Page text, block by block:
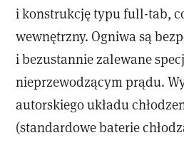
i konstrukcję typu full-tab,
wewnętrzny. Ogniwa są
i bezustannie zalewane
nieprzewodzącym prądu.
autorskiego układu
(standardowe baterie